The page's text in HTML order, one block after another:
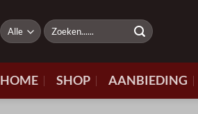
Zoeken
naar:
HOME SHOP AANBIEDING